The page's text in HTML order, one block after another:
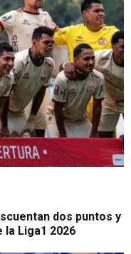
dos puntos y
la Liga1 2026